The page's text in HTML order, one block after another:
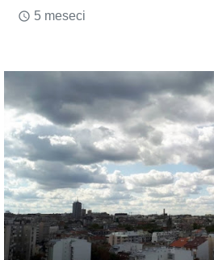
access_time 5 meseci